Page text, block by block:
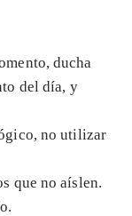
ducha
del día, y
no utilizar
que no aíslen.